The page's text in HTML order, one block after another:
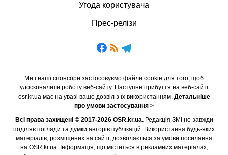
Угода користувача
Прес-релізи
Ми і наші спонсори застосовуємо файли cookie для того, щоб
удосконалити роботу веб-сайту. Наступне прибуття на веб-сайті
osr.kr.ua має на увазі ваше дозвіл з їх використанням. Детальніше
про умови застосування >
Всі права захищені © 2017-2026 OSR.kr.ua.Редакція ЗМІ не завжди
поділяє погляди та думки авторів публікацій. Використання будь-яких
матеріалів, розміщених на сайті, дозволяється за умови посилання
на OSR.kr.ua. Інформація, що міститься в рекламних матеріалах,